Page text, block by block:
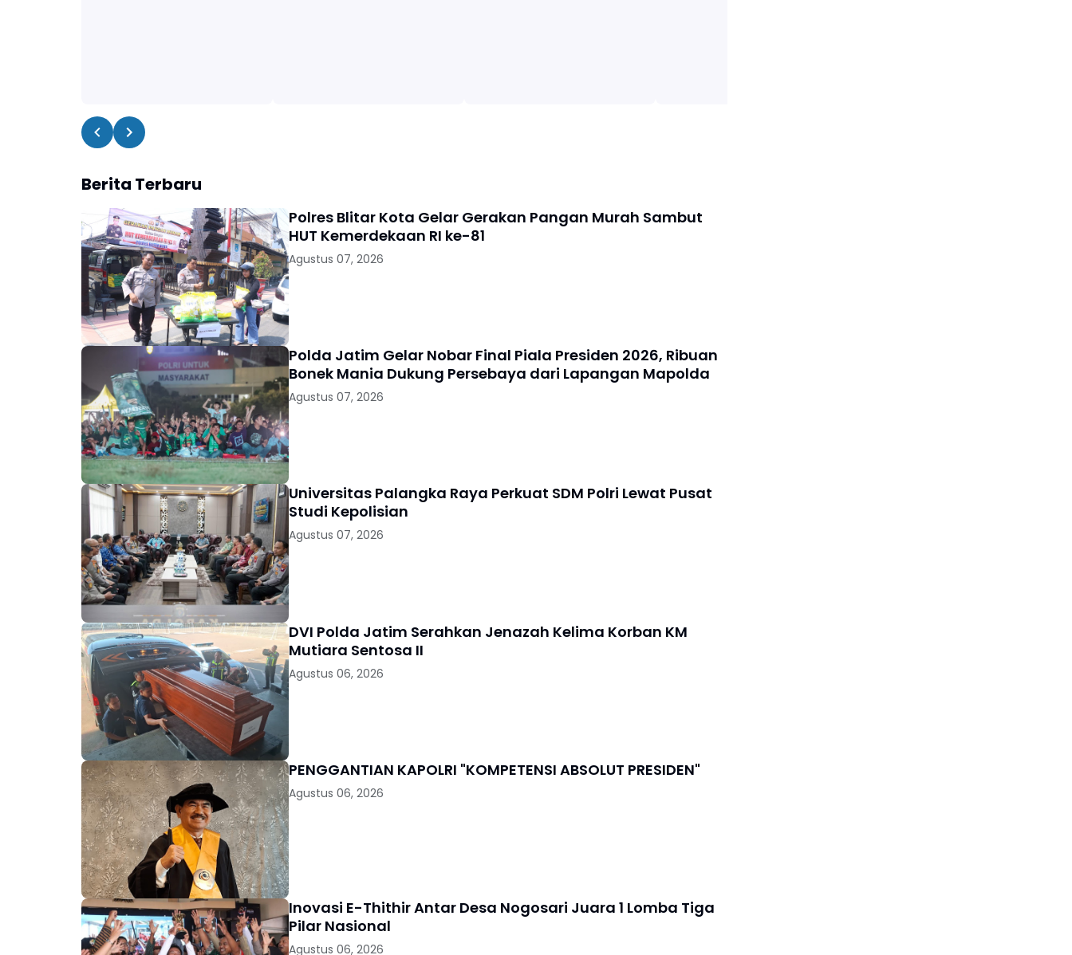
Berita Terbaru
Polres Blitar Kota Gelar Gerakan Pangan Murah Sambut
HUT Kemerdekaan RI ke-81
Agustus 07, 2026
Polda Jatim Gelar Nobar Final Piala Presiden 2026, Ribuan
Bonek Mania Dukung Persebaya dari Lapangan Mapolda
Agustus 07, 2026
Universitas Palangka Raya Perkuat SDM Polri Lewat Pusat
Studi Kepolisian
Agustus 07, 2026
DVI Polda Jatim Serahkan Jenazah Kelima Korban KM
Mutiara Sentosa II
Agustus 06, 2026
PENGGANTIAN KAPOLRI "KOMPETENSI ABSOLUT PRESIDEN"
Agustus 06, 2026
Inovasi E-Thithir Antar Desa Nogosari Juara 1 Lomba Tiga
Pilar Nasional
Agustus 06, 2026